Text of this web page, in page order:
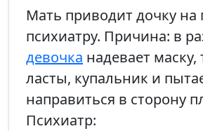
Мать приводит дочку на
психиатру. Причина: в
девочка надевает маску,
ласты, купальник и
направиться в сторону
Психиатр: